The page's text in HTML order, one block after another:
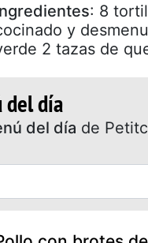
: 8
y
2 tazas de
del día
del día de